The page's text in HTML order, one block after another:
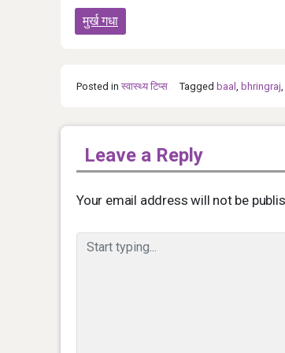
Post
navigation
मुर्ख गधा
Posted in स्‍वास्‍थ्‍य टिप्‍स Tagged baal bhringraj
Leave a Reply
Your email address will not be